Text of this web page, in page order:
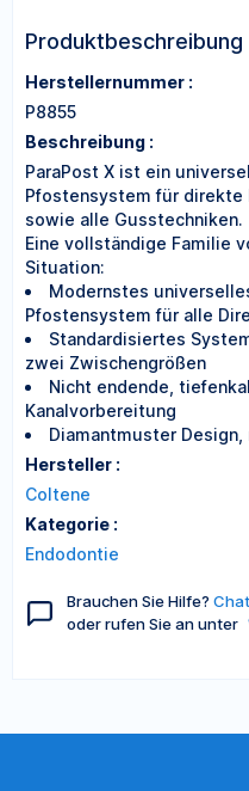
Produktbeschreibung
Herstellernummer :
P8855
Beschreibung :
ParaPost X ist ein
Pfostensystem für direkte
sowie alle Gusstechniken.
Eine vollständige Familie
Situation:
Modernstes
Pfostensystem für alle
Standardisiertes
zwei Zwischengrößen
Nicht endende,
Kanalvorbereitung
Diamantmuster
Hersteller :
Coltene
Kategorie :
Endodontie
Brauchen Sie Hilfe?
oder rufen Sie an unter